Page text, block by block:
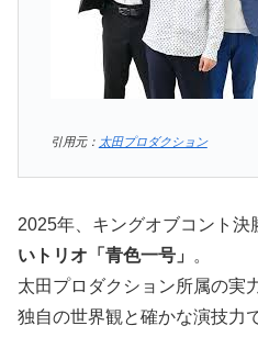
引用元： 太田プロダクション
2025年、キングオブコント決
いトリオ「青色一号」
。
太田プロダクション所属の実
独自の世界観と確かな演技力